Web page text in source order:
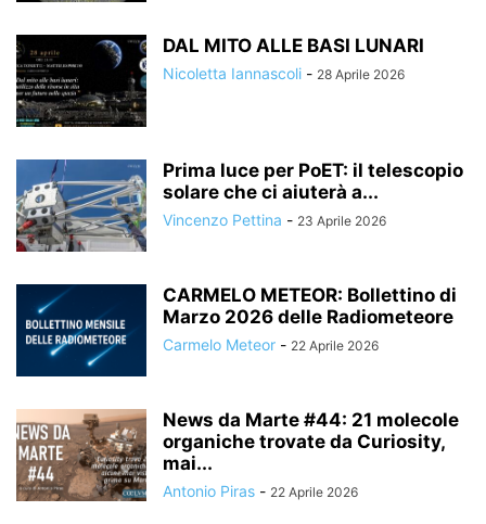
DAL MITO ALLE BASI LUNARI
Nicoletta Iannascoli - 28 Aprile 2026
Prima luce per PoET: il telescopio
solare che ci aiuterà a...
Vincenzo Pettina - 23 Aprile 2026
CARMELO METEOR: Bollettino di
Marzo 2026 delle Radiometeore
Carmelo Meteor - 22 Aprile 2026
News da Marte #44: 21 molecole
organiche trovate da Curiosity,
mai...
Antonio Piras - 22 Aprile 2026